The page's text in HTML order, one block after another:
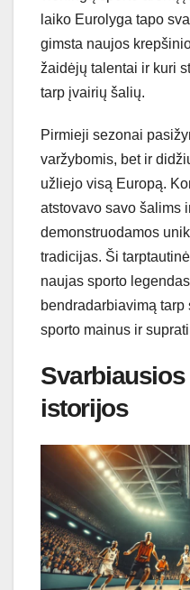
laiko Eurolyga tapo
gimsta naujos
žaidėjų talentai ir kuri
tarp įvairių šalių.
Pirmieji sezonai
varžybomis, bet ir
užliejo visą Europą.
atstovavo savo šalims
demonstruodamos
tradicijas. Ši
naujas sporto
bendradarbiavimą
sporto mainus ir
istorijos